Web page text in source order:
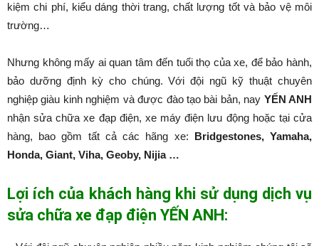
kiệm chi phí, kiểu dáng thời trang, chất lượng tốt và bảo vệ môi
trường…
Nhưng không mấy ai quan tâm đến tuổi thọ của xe, để bảo hành,
bảo dưỡng định kỳ cho chúng. Với đội ngũ kỹ thuật chuyên
nghiệp giàu kinh nghiệm và được đào tạo bài bản, nay YẾN ANH
nhận sửa chữa xe đạp điện, xe máy điện lưu động hoặc tại cửa
hàng, bao gồm tất cả các hãng xe: Bridgestones, Yamaha,
Honda, Giant, Viha, Geoby, Nijia …
Lợi ích của khách hàng khi sử dụng dịch vụ
sửa chữa xe đạp điện YẾN ANH: